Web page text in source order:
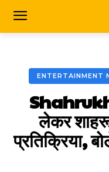
ENTERTAINMENT
लेकर
प्रतिक्रिया,